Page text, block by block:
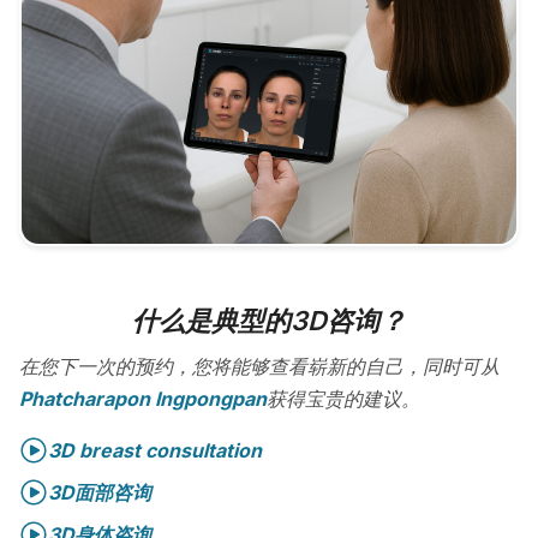
什么是典型的3D咨询？
在您下一次的预约，您将能够查看崭新的自己，同时可从
Phatcharapon Ingpongpan获得宝贵的建议。
3D breast consultation
3D面部咨询